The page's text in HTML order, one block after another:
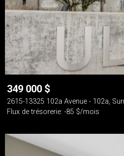
349 000 $
2615-13325 102a Avenue - 102a,
Flux de trésorerie: -85 $/mois